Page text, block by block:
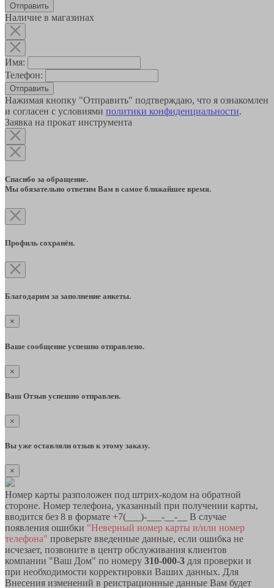
Наличие в магазинах
Имя:
Телефон:
Отправить
Нажимая кнопку "Отправить" подтверждаю, что я ознакомлен
и согласен с условиями политики конфиденциальности.
Заявка на прокат инструмента
Спасибо за обращение.
Мы обязательно ответим Вам в самое ближайшее время.
Профиль сохранён.
Благодарим за заполнение анкеты.
×
Ваше сообщение успешно отправлено.
×
Ваш Отзыв успешно отправлен.
×
Вы уже оставляли отзыв к этому заказу.
×
Номер карты разположен под штрих-кодом на обратной
стороне. Номер телефона, указанный при получении карты,
вводится без 8 в формате +7(___)-___-__-__ В случае
появления ошибки "Неверный номер карты и/или номер
телефона" проверьте введенные данные, если ошибка не
исчезает, позвоните в центр обслуживания клиентов
компании "Ваш Дом" по номеру 310-000-3 для проверки и
при необходимости корректировки Ваших данных. Для
Внесения изменений в реистрационные данные Вам будет